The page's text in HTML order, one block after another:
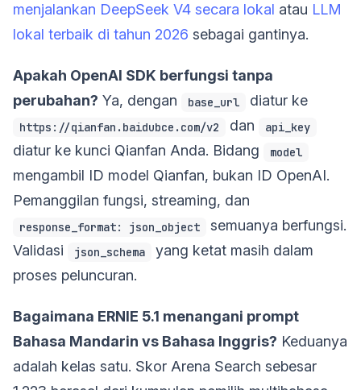
menjalankan DeepSeek V4 secara lokal atau LLM
lokal terbaik di tahun 2026 sebagai gantinya.
Apakah OpenAI SDK berfungsi tanpa
perubahan? Ya, dengan base_url diatur ke
https://qianfan.baidubce.com/v2 dan api_key
diatur ke kunci Qianfan Anda. Bidang model
mengambil ID model Qianfan, bukan ID OpenAI.
Pemanggilan fungsi, streaming, dan
response_format: json_object
semuanya berfungsi.
Validasi
json_schema
yang ketat masih dalam
proses peluncuran.
Bagaimana ERNIE 5.1 menangani prompt
Bahasa Mandarin vs Bahasa Inggris? Keduanya
adalah kelas satu. Skor Arena Search sebesar